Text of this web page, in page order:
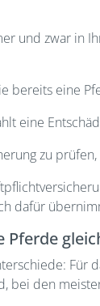
und zwar in
bereits eine
eine
zu
dafür
Für
bei den